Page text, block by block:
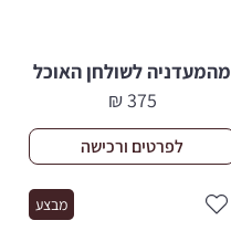
מהמעדניה לשולחן האוכל
375
₪
לפרטים ורכישה
מבצע